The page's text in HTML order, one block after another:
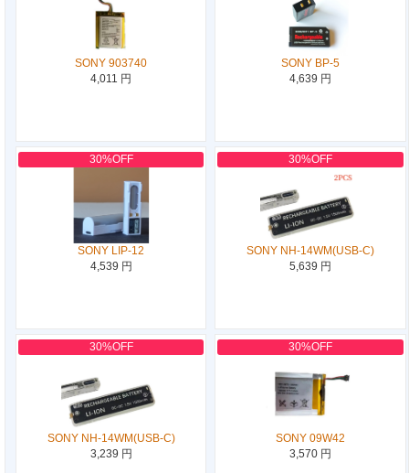
SONY 903740
4,011 円
SONY BP-5
4,639 円
30%OFF
SONY LIP-12
4,539 円
30%OFF
SONY NH-14WM(USB-C)
5,639 円
30%OFF
SONY NH-14WM(USB-C)
3,239 円
30%OFF
SONY 09W42
3,570 円